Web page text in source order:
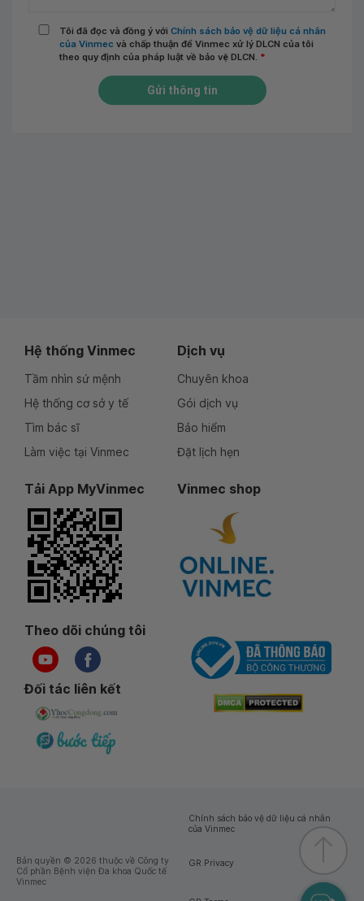
Tôi đã đọc và đồng ý với Chính sách bảo vệ dữ liệu cá nhân
của Vinmec và chấp thuận để Vinmec xử lý DLCN của tôi
theo quy định của pháp luật về bảo vệ DLCN. *
Gửi thông tin
Hệ thống Vinmec
Tầm nhìn sứ mệnh
Hệ thống cơ sở y tế
Tìm bác sĩ
Làm việc tại Vinmec
Dịch vụ
Chuyên khoa
Gói dịch vụ
Bảo hiểm
Đặt lịch hẹn
Tải App MyVinmec Vinmec shop
Theo dõi chúng tôi
Đối tác liên kết
Bản quyền © 2026 thuộc về Công ty
Cổ phần Bệnh viện Đa khoa Quốc tế
Vinmec
Chính sách bảo vệ dữ liệu cá nhân
của Vinmec
GR Privacy